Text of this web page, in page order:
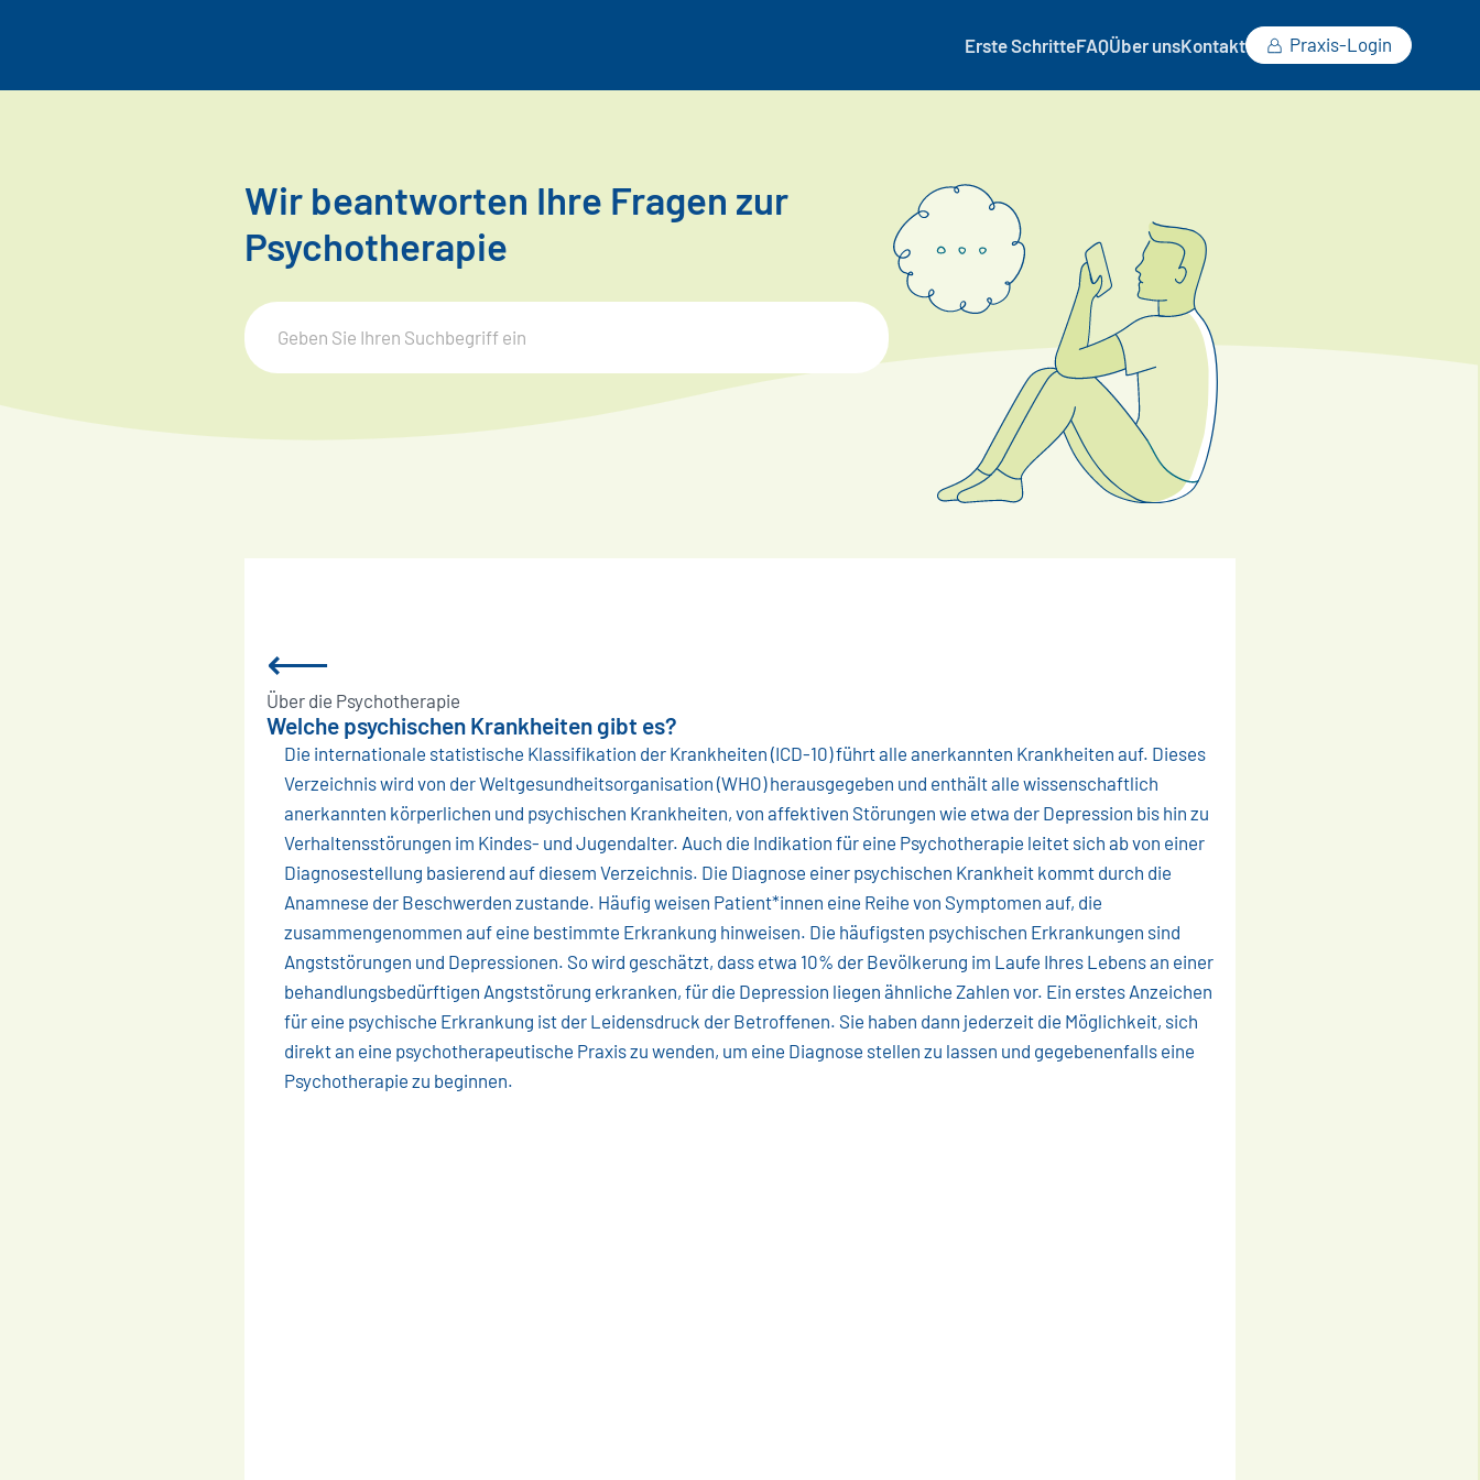
Erste SchritteFAQÜber unsKontakt Praxis-Login
Wir beantworten Ihre Fragen zur
Psychotherapie
⟵
Über die Psychotherapie
Welche psychischen Krankheiten gibt es?
Die internationale statistische Klassifikation der Krankheiten (ICD-10) führt alle anerkannten Krankheiten auf. Dieses
Verzeichnis wird von der Weltgesundheitsorganisation (WHO) herausgegeben und enthält alle wissenschaftlich
anerkannten körperlichen und psychischen Krankheiten, von affektiven Störungen wie etwa der Depression bis hin zu
Verhaltensstörungen im Kindes- und Jugendalter. Auch die Indikation für eine Psychotherapie leitet sich ab von einer
Diagnosestellung basierend auf diesem Verzeichnis. Die Diagnose einer psychischen Krankheit kommt durch die
Anamnese der Beschwerden zustande. Häufig weisen Patient*innen eine Reihe von Symptomen auf, die
zusammengenommen auf eine bestimmte Erkrankung hinweisen. Die häufigsten psychischen Erkrankungen sind
Angststörungen und Depressionen. So wird geschätzt, dass etwa 10% der Bevölkerung im Laufe Ihres Lebens an einer
behandlungsbedürftigen Angststörung erkranken, für die Depression liegen ähnliche Zahlen vor. Ein erstes Anzeichen
für eine psychische Erkrankung ist der Leidensdruck der Betroffenen. Sie haben dann jederzeit die Möglichkeit, sich
direkt an eine psychotherapeutische Praxis zu wenden, um eine Diagnose stellen zu lassen und gegebenenfalls eine
Psychotherapie zu beginnen.